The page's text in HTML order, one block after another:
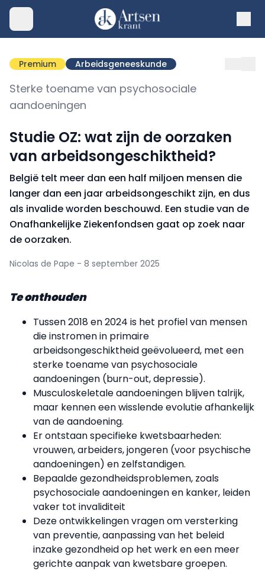
Premium Arbeidsgeneeskunde
Sterke toename van psychosociale
aandoeningen
Studie OZ: wat zijn de oorzaken
van arbeidsongeschiktheid?
België telt meer dan een half miljoen mensen die
langer dan een jaar arbeidsongeschikt zijn, en dus
als invalide worden beschouwd. Een studie van de
Onafhankelijke Ziekenfondsen gaat op zoek naar
de oorzaken.
Nicolas de Pape - 8 september 2025
Te onthouden
Tussen 2018 en 2024 is het profiel van mensen
die instromen in primaire
arbeidsongeschiktheid geëvolueerd, met een
sterke toename van psychosociale
aandoeningen (burn-out, depressie).
Musculoskeletale aandoeningen blijven talrijk,
maar kennen een wisslende evolutie afhankelijk
van de aandoening.
Er ontstaan ​​specifieke kwetsbaarheden:
vrouwen, arbeiders, jongeren (voor psychische
aandoeningen) en zelfstandigen.
Bepaalde gezondheidsproblemen, zoals
psychosociale aandoeningen en kanker, leiden
vaker tot invaliditeit
Deze ontwikkelingen vragen om versterking
van preventie, aanpassing van het beleid
inzake gezondheid op het werk en een meer
gerichte aanpak van kwetsbare groepen.